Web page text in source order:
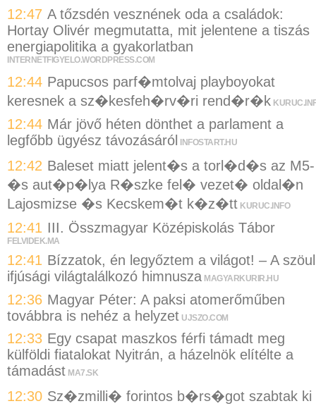
12:47 A tőzsdén vesznének oda a családok:
Hortay Olivér megmutatta, mit jelentene a tiszás
energiapolitika a gyakorlatban
INTERNETFIGYELO.WORDPRESS.COM
12:44 Papucsos parf�mtolvaj playboyokat
keresnek a sz�kesfeh�rv�ri rend�r�k
12:44 Már jövő héten dönthet a parlament a
legfőbb ügyész távozásáról
INFOSTART.HU
12:42 Baleset miatt jelent�s a torl�d�s az M5-
�s aut�p�lya R�szke fel� vezet� oldal�n
Lajosmizse �s Kecskem�t k�z�tt KURUC.INFO
12:41 III. Összmagyar Középiskolás Tábor
FELVIDEK.MA
12:41 Bízzatok, én legyőztem a világot! – A
ifjúsági világtalálkozó himnusza MAGYARKURIR.HU
12:36 Magyar Péter: A paksi atomerőműben
továbbra is nehéz a helyzet UJSZO.COM
12:33 Egy csapat maszkos férfi támadt meg
külföldi fiatalokat Nyitrán, a házelnök elítélte a
támadást MA7.SK
12:30 Sz�zmilli� forintos b�rs�got szabtak ki